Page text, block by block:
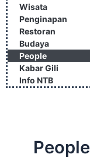
Wisata
Penginapan
Restoran
Budaya
People
Kabar Gili
Info NTB
People